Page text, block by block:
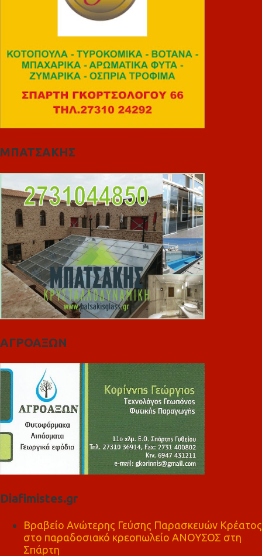
ΜΠΑΤΣΑΚΗΣ
ΑΓΡΟΑΞΩΝ
Diafimistes.gr
Βραβείο Ανώτερης Γεύσης Παρασκευών Κρέατος
στο παραδοσιακό κρεοπωλείο ΑΝΟΥΣΟΣ στη
Σπάρτη